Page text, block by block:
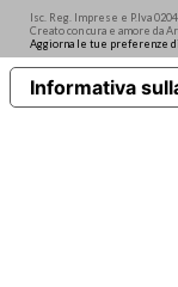
Isc. Reg. Imprese e P.Iva
Creato con cura e amore da
Aggiorna le tue preferenze
Informativa